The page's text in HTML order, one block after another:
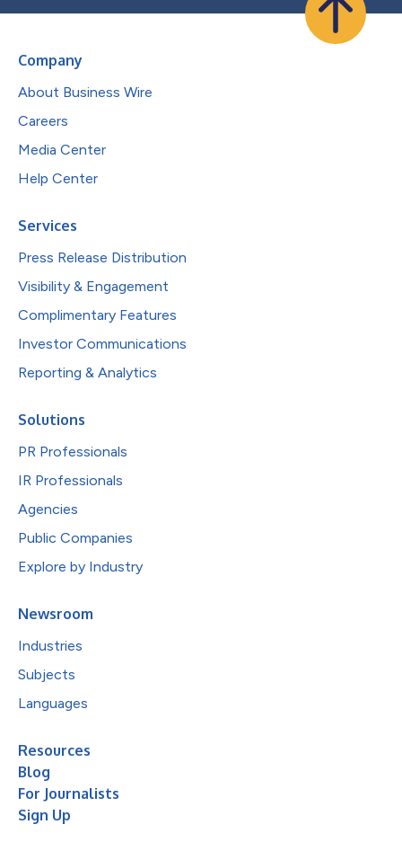
Company
About Business Wire
Careers
Media Center
Help Center
Services
Press Release Distribution
Visibility & Engagement
Complimentary Features
Investor Communications
Reporting & Analytics
Solutions
PR Professionals
IR Professionals
Agencies
Public Companies
Explore by Industry
Newsroom
Industries
Subjects
Languages
Resources
Blog
For Journalists
Sign Up